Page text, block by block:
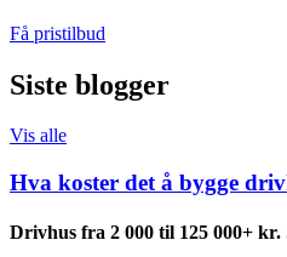
Få pristilbud
Siste blogger
Vis alle
Hva koster det å bygge
Drivhus fra 2 000 til 125 000+